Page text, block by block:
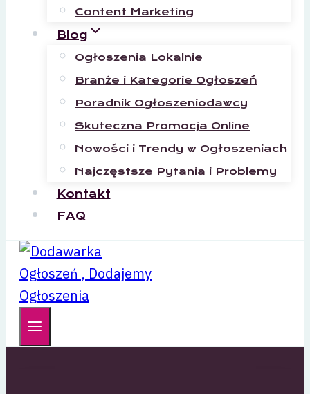
Content Marketing
Blog
Ogłoszenia Lokalnie
Branże i Kategorie Ogłoszeń
Poradnik Ogłoszeniodawcy
Skuteczna Promocja Online
Nowości i Trendy w Ogłoszeniach
Najczęstsze Pytania i Problemy
Kontakt
FAQ